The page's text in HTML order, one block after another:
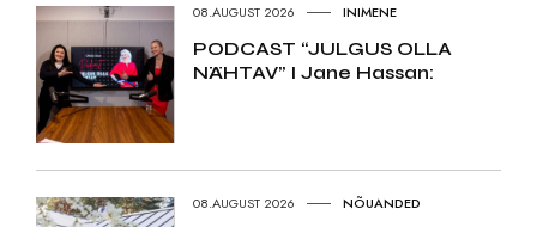
08.AUGUST 2026 INIMENE
PODCAST “JULGUS OLLA
NÄHTAV” I Jane Hassan:
08.AUGUST 2026 NÕUANDED